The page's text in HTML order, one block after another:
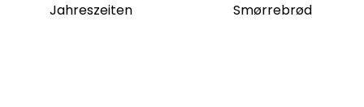
entführen!